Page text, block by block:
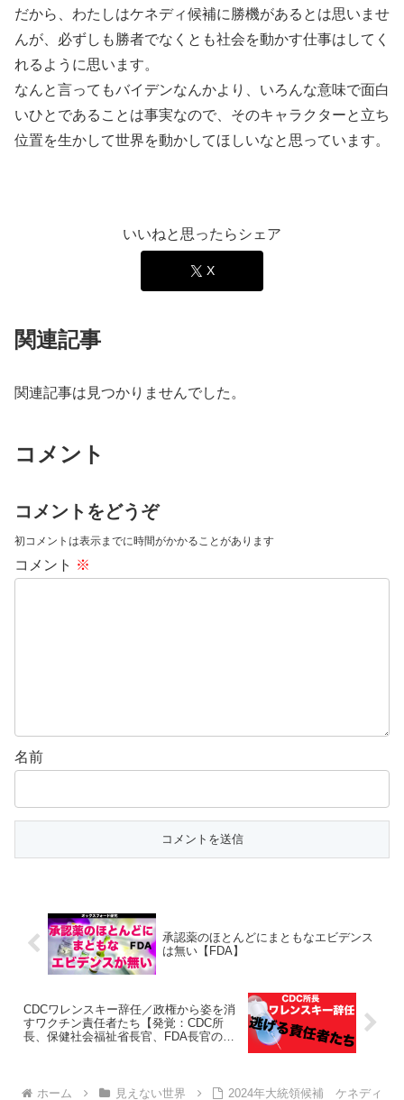
だから、わたしはケネディ候補に勝機があるとは思いませ
んが、必ずしも勝者でなくとも社会を動かす仕事はしてく
れるように思います。
なんと言ってもバイデンなんかより、いろんな意味で面白
いひとであることは事実なので、そのキャラクターと立ち
位置を生かして世界を動かしてほしいなと思っています。
いいねと思ったらシェア
X
関連記事
関連記事は見つかりませんでした。
コメント
コメントをどうぞ
初コメントは表示までに時間がかかることがあります
コメント ※
名前
承認薬のほとんどにまともなエビデンス
は無い【FDA】
CDCワレンスキー辞任／政権から姿を消
すワクチン責任者たち【発覚：CDC所
長、保健社会福祉省長官、FDA長官の就
ホーム 見えない世界 2024年大統領候補 ケネディ